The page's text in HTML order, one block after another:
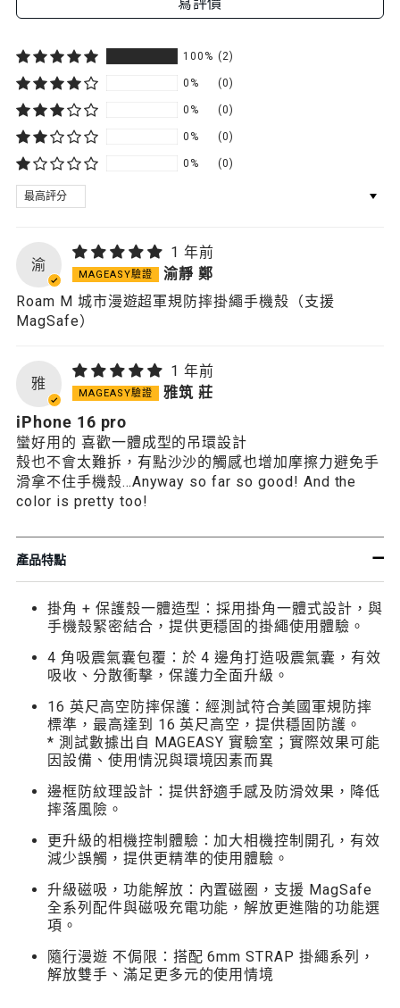
100% (2)
0% (0)
0% (0)
0% (0)
0% (0)
SORT BY
渝
1 年前
渝靜 鄭
Roam M 城市漫遊超軍規防摔掛繩手機殼（支援
MagSafe）
雅
1 年前
雅筑 莊
iPhone 16 pro
蠻好用的 喜歡一體成型的吊環設計
殼也不會太難拆，有點沙沙的觸感也增加摩擦力避免手
滑拿不住手機殼…Anyway so far so good! And the
color is pretty too!
產品特點
掛角 + 保護殼一體造型：採用掛角一體式設計，與
手機殼緊密結合，提供更穩固的掛繩使用體驗。
4 角吸震氣囊包覆：於 4 邊角打造吸震氣囊，有效
吸收、分散衝擊，保護力全面升級。
16 英尺高空防摔保護：經測試符合美國軍規防摔
標準，最高達到 16 英尺高空，提供穩固防護。
* 測試數據出自 MAGEASY 實驗室；實際效果可能
因設備、使用情況與環境因素而異
邊框防紋理設計：提供舒適手感及防滑效果，降低
摔落風險。
更升級的相機控制體驗：加大相機控制開孔，有效
減少誤觸，提供更精準的使用體驗。
升級磁吸，功能解放：內置磁圈，支援 MagSafe
全系列配件與磁吸充電功能，解放更進階的功能選
項。
隨行漫遊 不侷限：搭配 6mm STRAP 掛繩系列，
解放雙手、滿足更多元的使用情境